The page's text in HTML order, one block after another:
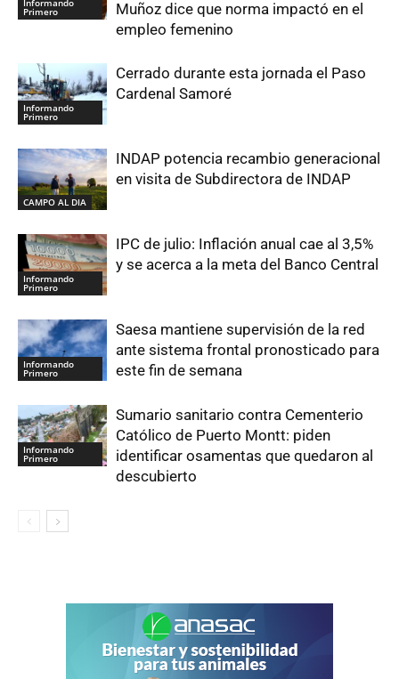
Primero
Muñoz dice que norma impactó en el
empleo femenino
Informando
Primero
Cerrado durante esta jornada el Paso
Cardenal Samoré
CAMPO AL DIA
INDAP potencia recambio generacional
en visita de Subdirectora de INDAP
Informando
Primero
IPC de julio: Inflación anual cae al 3,5%
y se acerca a la meta del Banco Central
Informando
Primero
Saesa mantiene supervisión de la red
ante sistema frontal pronosticado para
este fin de semana
Informando
Primero
Sumario sanitario contra Cementerio
Católico de Puerto Montt: piden
identificar osamentas que quedaron al
descubierto